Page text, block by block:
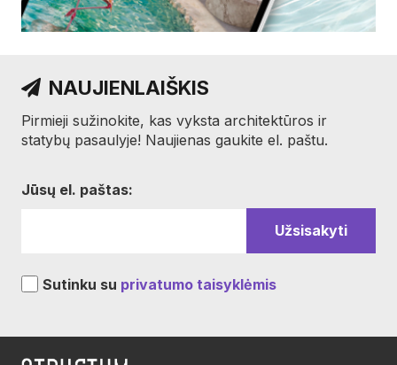
NAUJIENLAIŠKIS
Pirmieji sužinokite, kas vyksta architektūros ir
statybų pasaulyje! Naujienas gaukite el. paštu.
Jūsų el. paštas:
Sutinku su privatumo taisyklėmis